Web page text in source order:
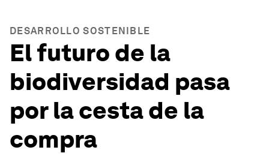
DESARROLLO SOSTENIBLE
El futuro de la
biodiversidad pasa
por la cesta de la
compra